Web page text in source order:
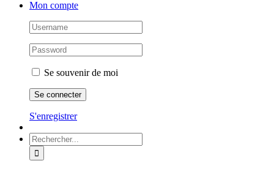
Mon compte
Se souvenir de moi
S'enregistrer
Rechercher: